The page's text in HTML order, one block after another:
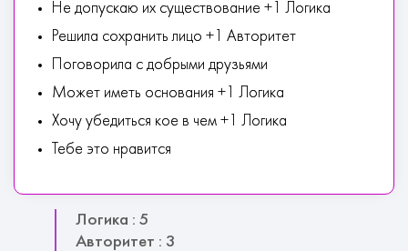
Не допускаю их существование +1 Логика
Решила сохранить лицо +1 Авторитет
Поговорила с добрыми друзьями
Может иметь основания +1 Логика
Хочу убедиться кое в чем +1 Логика
Тебе это нравится
Логика : 5
Авторитет : 3